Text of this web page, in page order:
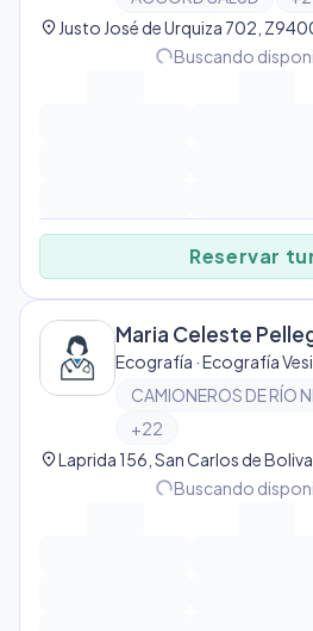
location_on
progress_activityBuscando
Reservar
Maria Celeste
Ecografía · Ecografía
CAMIONEROS DE RÍO
+22
location_on
progress_activityBuscando